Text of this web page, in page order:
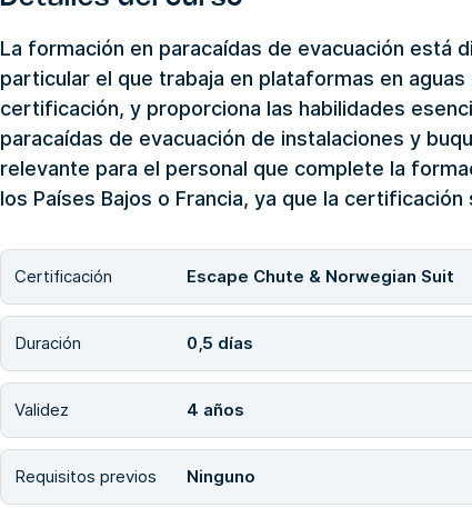
La formación en paracaídas de evacuación está
particular el que trabaja en plataformas en
certificación, y proporciona las habilidades
paracaídas de evacuación de instalaciones y
relevante para el personal que complete la
los Países Bajos o Francia, ya que la
Certificación Escape Chute & Norwegian Suit
Duración 0,5 días
Validez 4 años
Requisitos previos Ninguno